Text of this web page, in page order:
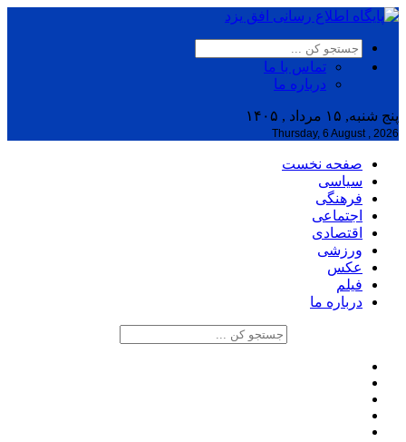
تماس با ما
درباره ما
پنج شنبه, ۱۵ مرداد , ۱۴۰۵
Thursday, 6 August , 2026
صفحه نخست
سیاسی
فرهنگی
اجتماعی
اقتصادی
ورزشی
عکس
فیلم
درباره ما